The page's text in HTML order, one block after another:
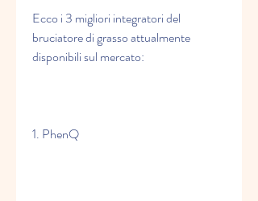
Ecco i 3 migliori integratori del
bruciatore di grasso attualmente
disponibili sul mercato:
1. PhenQ